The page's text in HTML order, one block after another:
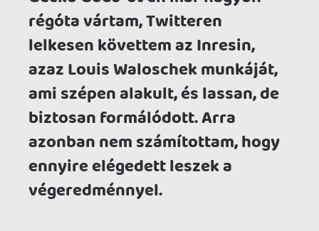
A Gecko Gods egy puzzle-feladványokkal,
és egy nyílt világgal megtoldott Journey-
utód, amelyben misztikus romok
árnyékában és szépséges környezetben
kalandozunk apró gekkónkkal. A
játékmenet szövete a felderítés és a
környezeti rejtvények megoldásának
szálaiból fonódik össze. A történet